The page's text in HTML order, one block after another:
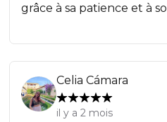
grâce à sa patience et à
Celia Cámara
il y a 2 mois